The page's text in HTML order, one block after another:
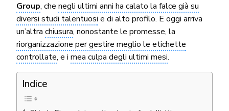
Group, che negli ultimi anni ha calato la falce già su
diversi studi talentuosi e di alto profilo. E oggi arriva
un’altra chiusura, nonostante le promesse, la
riorganizzazione per gestire meglio le etichette
controllate, e imea culpa degli ultimi mesi.
Indice